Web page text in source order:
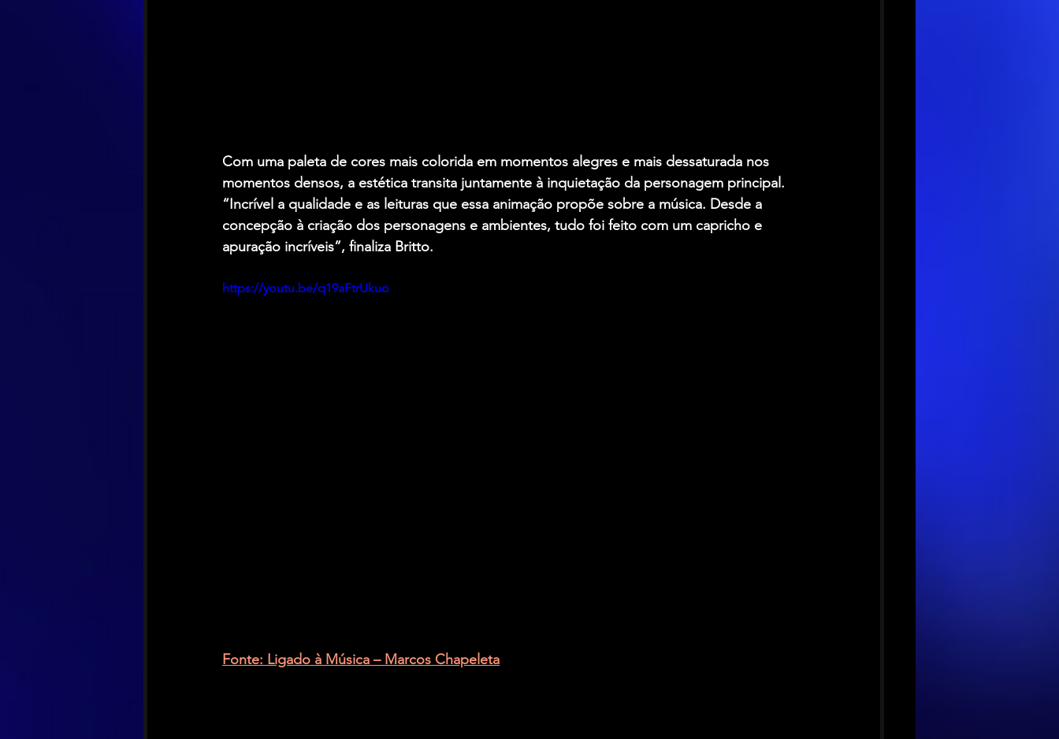
Com uma paleta de cores mais colorida em momentos alegres e mais dessaturada nos
momentos densos, a estética transita juntamente à inquietação da personagem principal.
“Incrível a qualidade e as leituras que essa animação propõe sobre a música. Desde a
concepção à criação dos personagens e ambientes, tudo foi feito com um capricho e
apuração incríveis”, finaliza Britto.
https://youtu.be/q19aFtrUkuo
Fonte: Ligado à Música – Marcos Chapeleta